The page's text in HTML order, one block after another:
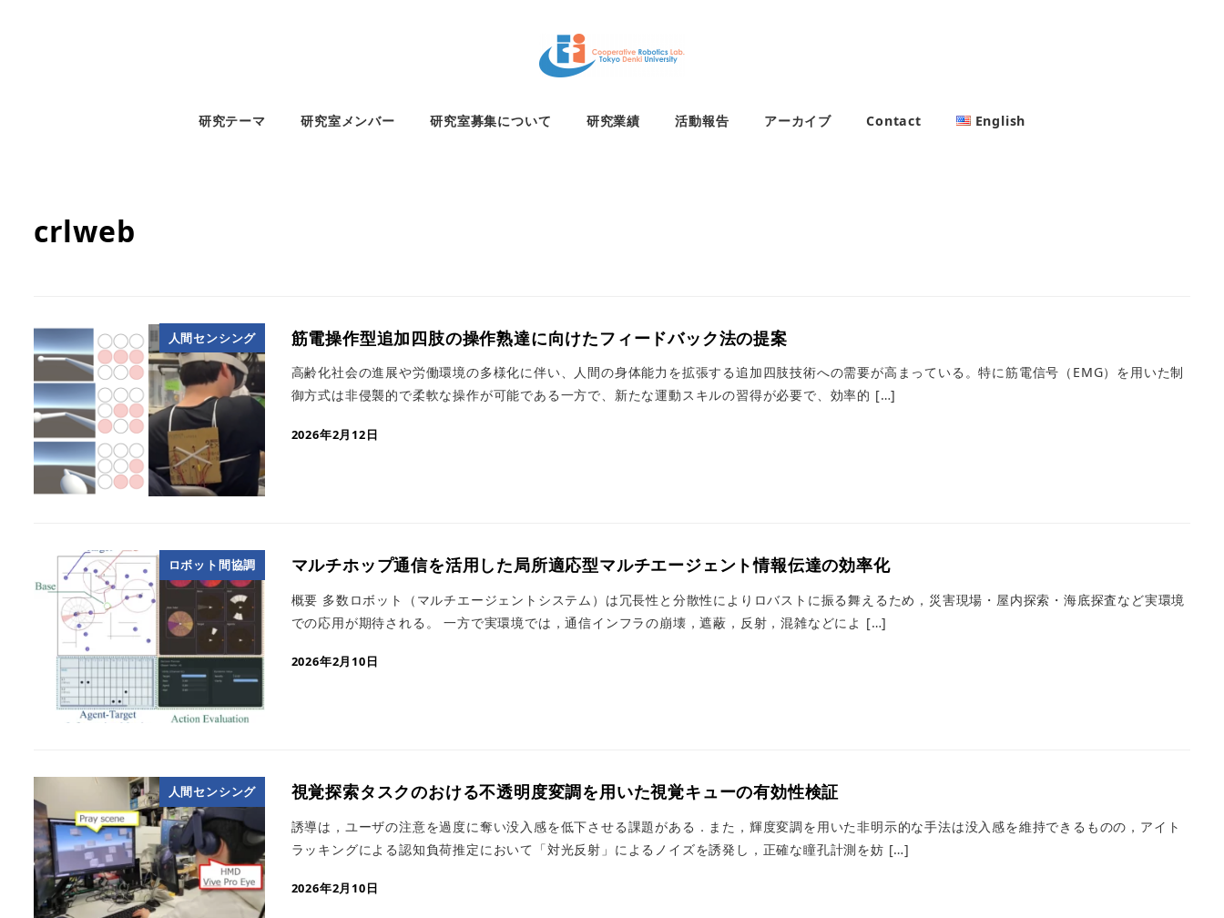
研究テーマ 研究室メンバー 研究室募集について 研究業績 活動報告 アーカイブ Contact English
crlweb
人間センシング 筋電操作型追加四肢の操作熟達に向けたフィードバック法の提案
高齢化社会の進展や労働環境の多様化に伴い、人間の身体能力を拡張する追加四肢技術への需要が高まっている。特に筋電信号（EMG）を用いた制
御方式は非侵襲的で柔軟な操作が可能である一方で、新たな運動スキルの習得が必要で、効率的 […]
2026年2月12日
ロボット間協調 マルチホップ通信を活用した局所適応型マルチエージェント情報伝達の効率化
概要 多数ロボット（マルチエージェントシステム）は冗長性と分散性によりロバストに振る舞えるため，災害現場・屋内探索・海底探査など実環境
での応用が期待される。 一方で実環境では，通信インフラの崩壊，遮蔽，反射，混雑などによ […]
2026年2月10日
人間センシング 視覚探索タスクのおける不透明度変調を用いた視覚キューの有効性検証
誘導は，ユーザの注意を過度に奪い没入感を低下させる課題がある．また，輝度変調を用いた非明示的な手法は没入感を維持できるものの，アイト
ラッキングによる認知負荷推定において「対光反射」によるノイズを誘発し，正確な瞳孔計測を妨 […]
2026年2月10日